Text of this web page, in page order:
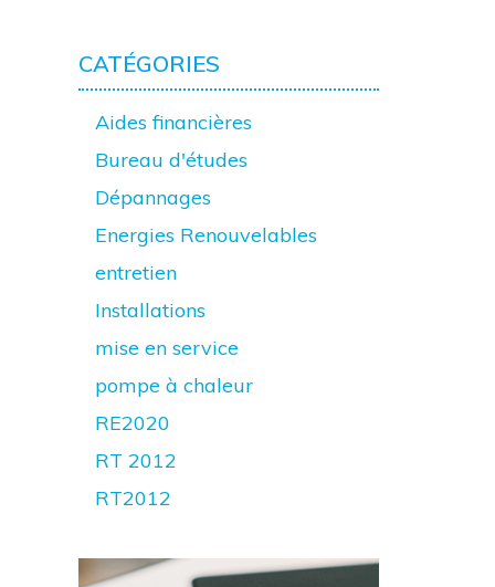
CATÉGORIES
Aides financières
Bureau d'études
Dépannages
Energies Renouvelables
entretien
Installations
mise en service
pompe à chaleur
RE2020
RT 2012
RT2012